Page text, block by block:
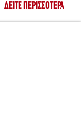
ΔΕΊΤΕ ΠΕΡΙΣΣΌΤΕΡΑ